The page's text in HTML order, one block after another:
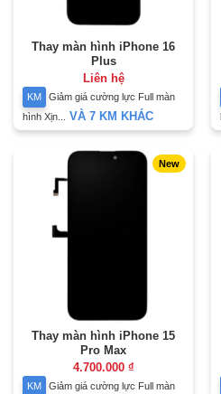
Thay màn hình iPhone 16
Plus
Liên hệ
KM
Giảm giá cường lực Full màn
hình Xịn...
VÀ 7 KM KHÁC
New
Thay màn hình iPhone 15
Pro Max
4.700.000 ₫
KM Giảm giá cường lực Full màn